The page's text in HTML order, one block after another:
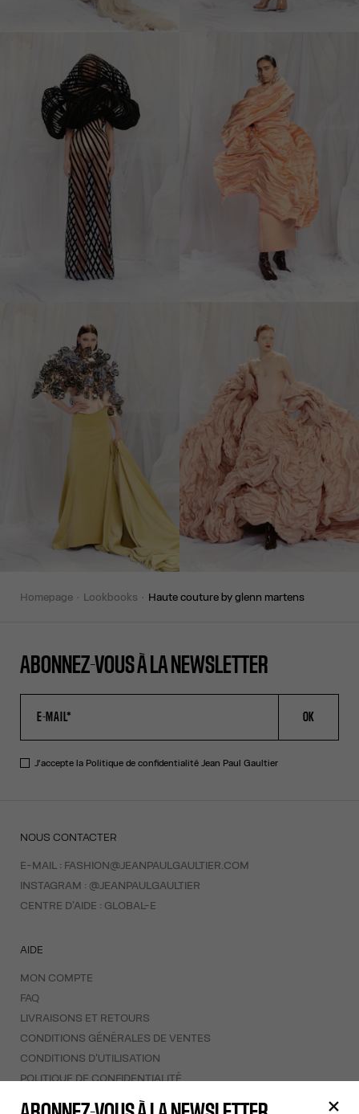
homepage lookbooks haute couture by glenn martens
ABONNEZ-VOUS À LA NEWSLETTER
OK
J'accepte la Politique de confidentialitéJean Paul Gaultier
NOUS CONTACTER
E-MAIL : FASHION@JEANPAULGAULTIER.COM
INSTAGRAM : @JEANPAULGAULTIER
CENTRE D'AIDE : GLOBAL-E
AIDE
MON COMPTE
FAQ
LIVRAISONS ET RETOURS
CONDITIONS GÉNÉRALES DE VENTES
CONDITIONS D'UTILISATION
POLITIQUE DE CONFIDENTIALITÉ
FORMULAIRE DE RÉTRACTATION